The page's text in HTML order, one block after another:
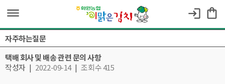
dehaze login shopping_bag
자주하는질문
택배 회사 및 배송 관련 문의 사항
작성자 | 2022-09-14 | 조회수 415